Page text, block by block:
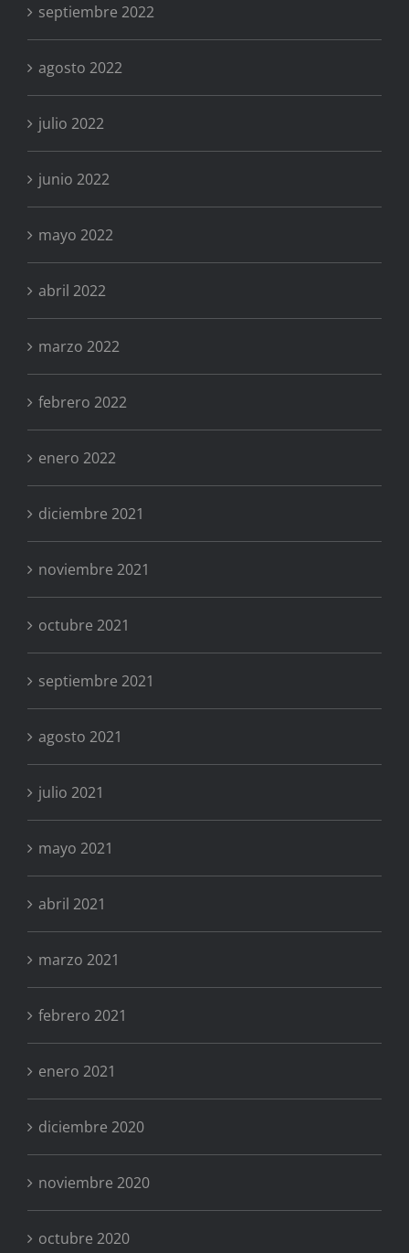
septiembre 2022
agosto 2022
julio 2022
junio 2022
mayo 2022
abril 2022
marzo 2022
febrero 2022
enero 2022
diciembre 2021
noviembre 2021
octubre 2021
septiembre 2021
agosto 2021
julio 2021
mayo 2021
abril 2021
marzo 2021
febrero 2021
enero 2021
diciembre 2020
noviembre 2020
octubre 2020